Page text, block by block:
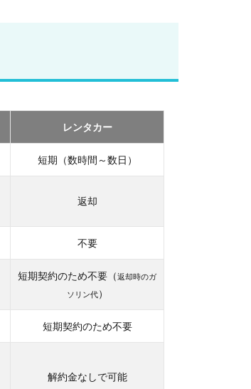
レンタカー
短期（数時間～数日）
返却
不要
短期契約のため不要（返却時のガ
ソリン代）
短期契約のため不要
解約金なしで可能